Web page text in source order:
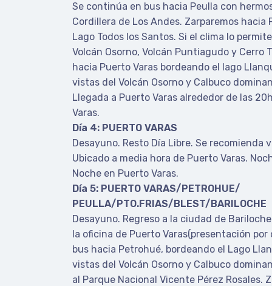
Se continúa en bus hacia Peulla con
Cordillera de Los Andes. Zarparemos
Lago Todos los Santos. Si el clima lo
Volcán Osorno, Volcán Puntiagudo y Cerro
hacia Puerto Varas bordeando el lago
vistas del Volcán Osorno y Calbuco
Llegada a Puerto Varas alrededor de las
Varas.
Día 4: PUERTO VARAS
Desayuno. Resto Día Libre. Se recomienda
Ubicado a media hora de Puerto Varas.
Noche en Puerto Varas.
Día 5: PUERTO VARAS/PETROHUE/
PEULLA/PTO.FRIAS/BLEST/BARILOCHE
Desayuno. Regreso a la ciudad de
la oficina de Puerto Varas(presentación
bus hacia Petrohué, bordeando el Lago
vistas del Volcán Osorno y Calbuco
al Parque Nacional Vicente Pérez Rosales.